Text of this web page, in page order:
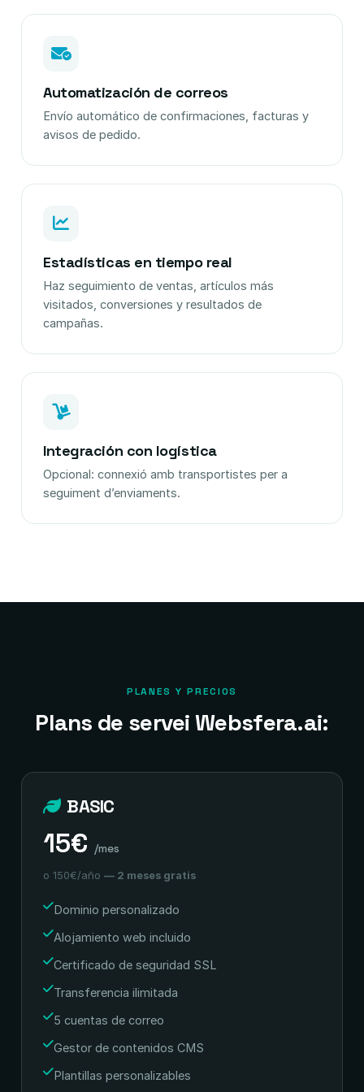
Automatización de correos
Envío automático de confirmaciones, facturas y
avisos de pedido.
Estadísticas en tiempo real
Haz seguimiento de ventas, artículos más
visitados, conversiones y resultados de
campañas.
Integración con logística
Opcional: connexió amb transportistes per a
seguiment d’enviaments.
PLANES Y PRECIOS
Plans de servei Websfera.ai:
BASIC
15€ /mes
o 150€/año — 2 meses gratis
Dominio personalizado
Alojamiento web incluido
Certificado de seguridad SSL
Transferencia ilimitada
5 cuentas de correo
Gestor de contenidos CMS
Plantillas personalizables